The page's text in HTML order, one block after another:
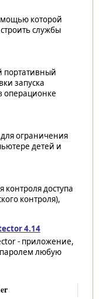
которой
службы
портативный
запуска
операционке
ограничения
детей и
контроля доступа
контроля),
4.14
- приложение,
любую